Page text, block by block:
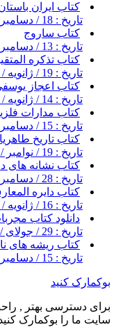
کتاب ایران
تاریخ : 18 / دسامبر / 2016
کتاب ساروج
تاریخ : 13 / دسامبر / 2016
کتاب تذکره
تاریخ : 19 / ژانویه / 2017
کتاب اعجاز
تاریخ : 14 / ژانویه / 2017
کتاب مدارات
تاریخ : 15 / دسامبر / 2016
کتاب تاریخ
تاریخ : 19 / نوامبر / 2016
کتاب نشانه های
تاریخ : 28 / دسامبر / 2016
کتاب دایره
تاریخ : 16 / ژانویه / 2017
دانلود کتاب
تاریخ : 29 / جولای / 2018
کتاب ریشه های
تاریخ : 15 / دسامبر / 2016
بوکمارک کنید
برای دسترسی بهتر ,
سایت ما را بوکمارک